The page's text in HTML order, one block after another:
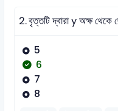
2.বৃত্তটি দ্বারা y অক্ষ
5
6
7
8